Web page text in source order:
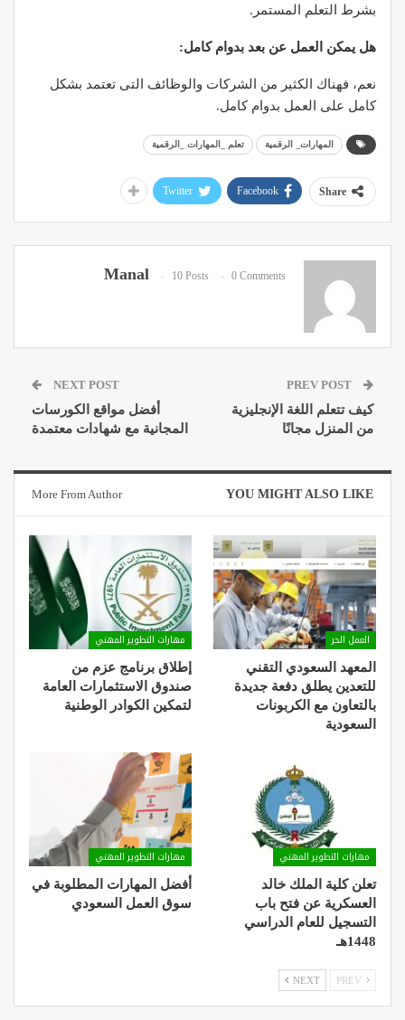
بشرط التعلم المستمر.
هل يمكن العمل عن بعد بدوام كامل:
نعم، فهناك الكثير من الشركات والوظائف التى تعتمد بشكل
كامل على العمل بدوام كامل.
المهارات_ الرقمية تعلم _المهارات _الرقمية
Share
Facebook
Twitter
Manal 10 Posts 0 Comments
كيف تتعلم اللغة الإنجليزية
من المنزل مجانًا
NEXT POST
أفضل مواقع الكورسات
المجانية مع شهادات معتمدة
YOU MIGHT ALSO LIKE
More From Author
العمل الحر
المعهد السعودي التقني
للتعدين يطلق دفعة جديدة
بالتعاون مع الكربونات
السعودية
مهارات التطوير المهني
إطلاق برنامج عزم من
صندوق الاستثمارات العامة
لتمكين الكوادر الوطنية
مهارات التطوير المهني
تعلن كلية الملك خالد
العسكرية عن فتح باب
التسجيل للعام الدراسي
1448هـ
مهارات التطوير المهني
أفضل المهارات المطلوبة في
سوق العمل السعودي
NEXT